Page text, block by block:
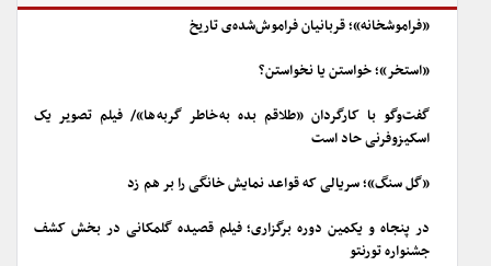
«فراموشخانه»؛ قربانیان فراموش‌شده‌ی تاریخ
«استخر»؛ خواستن یا نخواستن؟
گفت‌وگو با کارگردان «طلاقم بده به خاطر گربه ها»/ فیلم تصویر یک
اسکیزوفرنی حاد است
«گل سنگ»؛ سریالی که قواعد نمایش خانگی را بر هم زد
در پنجاه و یکمین دوره برگزاری؛ فیلم قصیده گلمکانی در بخش کشف
جشنواره تورنتو